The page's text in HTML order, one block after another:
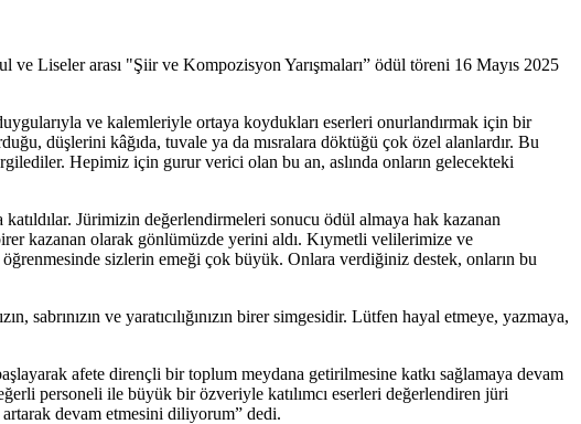
Liseler arası "Şiir ve Kompozisyon Yarışmaları” ödül töreni 16 Mayıs 2025
ve kalemleriyle ortaya koydukları eserleri onurlandırmak için bir
düşlerini kâğıda, tuvale ya da mısralara döktüğü çok özel alanlardır. Bu
Hepimiz için gurur verici olan bu an, aslında onların gelecekteki
Jürimizin değerlendirmeleri sonucu ödül almaya hak kazanan
kazanan olarak gönlümüzde yerini aldı. Kıymetli velilerimize ve
sizlerin emeği çok büyük. Onlara verdiğiniz destek, onların bu
sabrınızın ve yaratıcılığınızın birer simgesidir. Lütfen hayal etmeye, yazmaya,
afete dirençli bir toplum meydana getirilmesine katkı sağlamaya devam
personeli ile büyük bir özveriyle katılımcı eserleri değerlendiren jüri
artarak devam etmesini diliyorum” dedi.